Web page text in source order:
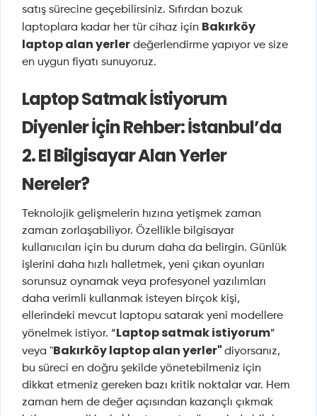
satış sürecine geçebilirsiniz. Sıfırdan bozuk
laptoplara kadar her tür cihaz için Bakırköy
laptop alan yerler değerlendirme yapıyor ve size
en uygun fiyatı sunuyoruz.
Laptop Satmak İstiyorum
Diyenler İçin Rehber: İstanbul’da
2. El Bilgisayar Alan Yerler
Nereler?
Teknolojik gelişmelerin hızına yetişmek zaman
zaman zorlaşabiliyor. Özellikle bilgisayar
kullanıcıları için bu durum daha da belirgin. Günlük
işlerini daha hızlı halletmek, yeni çıkan oyunları
sorunsuz oynamak veya profesyonel yazılımları
daha verimli kullanmak isteyen birçok kişi,
ellerindeki mevcut laptopu satarak yeni modellere
yönelmek istiyor. “Laptop satmak istiyorum”
veya "Bakırköy laptop alan yerler" diyorsanız,
bu süreci en doğru şekilde yönetebilmeniz için
dikkat etmeniz gereken bazı kritik noktalar var. Hem
zaman hem de değer açısından kazançlı çıkmak